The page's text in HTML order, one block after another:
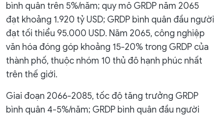
bình quân trên 5%/năm; quy mô GRDP năm 2065
đạt khoảng 1.920 tỷ USD; GRDP bình quân đầu người
đạt tối thiểu 95.000 USD. Năm 2065, công nghiệp
văn hóa đóng góp khoảng 15-20% trong GRDP của
thành phố, thuộc nhóm 10 thủ đô hạnh phúc nhất
trên thế giới.
Giai đoạn 2066-2085, tốc độ tăng trưởng GRDP
bình quân 4-5%/năm; GRDP bình quân đầu người